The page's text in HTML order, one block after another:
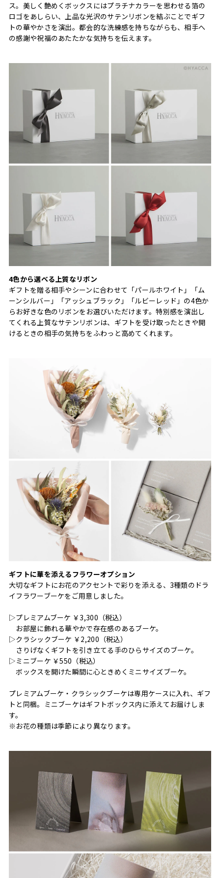
ス。美しく艶めくボックスにはプラチナカラーを思わせる箔の
ロゴをあしらい、上品な光沢のサテンリボンを結ぶことでギフ
トの華やかさを演出。都会的な洗練感を持ちながらも、相手へ
の感謝や祝福のあたたかな気持ちを伝えます。
4色から選べる上質なリボン
ギフトを贈る相手やシーンに合わせて「パールホワイト」「ム
ーンシルバー」「アッシュブラック」「ルビーレッド」の4色か
らお好きな色のリボンをお選びいただけます。特別感を演出し
てくれる上質なサテンリボンは、ギフトを受け取ったときや開
けるときの相手の気持ちをふわっと高めてくれます。
ギフトに華を添えるフラワーオプション
大切なギフトにお花のアクセントで彩りを添える、3種類のドラ
イフラワーブーケをご用意しました。
▷プレミアムブーケ ￥3,300（税込）
お部屋に飾れる華やかで存在感のあるブーケ。
▷クラシックブーケ ￥2,200（税込）
さりげなくギフトを引き立てる手のひらサイズのブーケ。
▷ミニブーケ ￥550（税込）
ボックスを開けた瞬間に心ときめくミニサイズブーケ。
プレミアムブーケ・クラシックブーケは専用ケースに入れ、ギフ
トと同梱。ミニブーケはギフトボックス内に添えてお届けしま
す。
※お花の種類は季節により異なります。